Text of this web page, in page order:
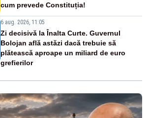
cum prevede Constituția!
6 aug. 2026, 11:05
Zi decisivă la Înalta Curte. Guvernul
Bolojan află astăzi dacă trebuie să
plătească aproape un miliard de euro
grefierilor